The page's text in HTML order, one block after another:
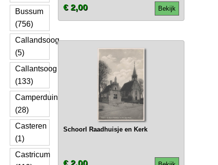
Bussum
(756)
Callandsoog
(5)
Callantsoog
(133)
Camperduin
(28)
Casteren
(1)
Castricum
Bekijk
€ 2,00
Schoorl Raadhuisje en Kerk
€ 2,00